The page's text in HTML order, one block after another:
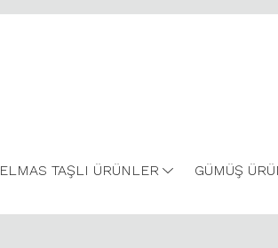
ELMAS TAŞLI ÜRÜNLER GÜMÜŞ